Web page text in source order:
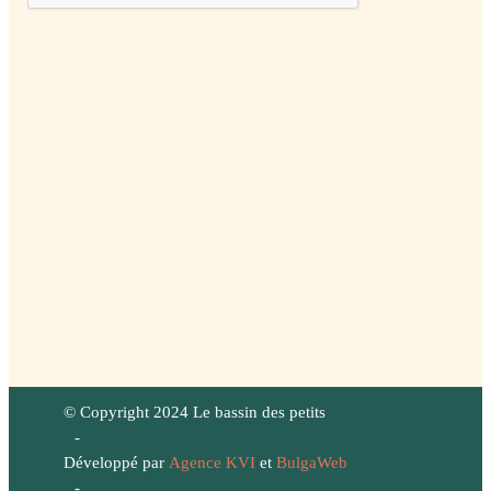
© Copyright 2024 Le bassin des petits
-
Développé par Agence KVIet BulgaWeb
-